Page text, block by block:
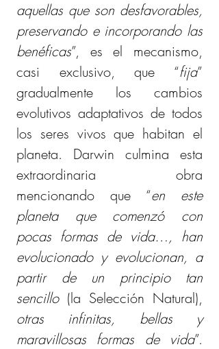
aquellas que son desfavorables,
preservando e incorporando las
benéficas”, es el mecanismo,
casi exclusivo, que “fija”
gradualmente los cambios
evolutivos adaptativos de todos
los seres vivos que habitan el
planeta. Darwin culmina esta
extraordinaria obra
mencionando que “en este
planeta que comenzó con
pocas formas de vida…, han
evolucionado y evolucionan, a
partir de un principio tan
sencillo (la Selección Natural),
otras infinitas, bellas y
maravillosas formas de vida”.